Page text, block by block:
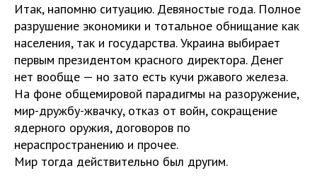
Итак, напомню ситуацию. Девяностые года. Полное
разрушение экономики и тотальное обнищание как
населения, так и государства. Украина выбирает
первым президентом красного директора. Денег
нет вообще — но зато есть кучи ржавого железа.
На фоне общемировой парадигмы на разоружение,
мир-дружбу-жвачку, отказ от войн, сокращение
ядерного оружия, договоров по
нераспространению и прочее.
Мир тогда действительно был другим.